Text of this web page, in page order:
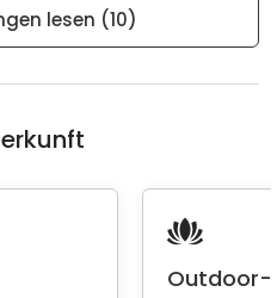
lesen (10)
Outdoor-